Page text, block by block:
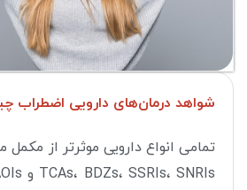
شواهد درمان‌های دارویی اضطراب
تمامی انواع دارویی موثرتر از